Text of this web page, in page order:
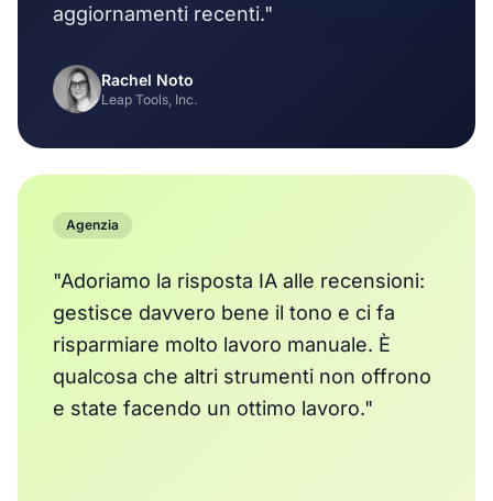
aggiornamenti recenti."
Rachel Noto
Leap Tools, Inc.
Agenzia
"Adoriamo la risposta IA alle recensioni:
gestisce davvero bene il tono e ci fa
risparmiare molto lavoro manuale. È
qualcosa che altri strumenti non offrono
e state facendo un ottimo lavoro."